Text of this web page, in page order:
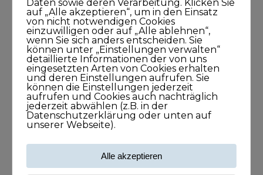
für Lösungen
26. November 2021
1Stunde1Minuten
Frank O. Reiss bringt Menschen
zusammen
29. September 2021
43Minuten
Larissa Wasserthal sagt: Alles beginnt
Daten sowie deren Verarbeitung. Klicken Sie
auf „Alle akzeptieren“, um in den Einsatz
von nicht notwendigen Cookies
einzuwilligen oder auf „Alle ablehnen“,
wenn Sie sich anders entscheiden. Sie
können unter „Einstellungen verwalten“
detaillierte Informationen der von uns
eingesetzten Arten von Cookies erhalten
und deren Einstellungen aufrufen. Sie
können die Einstellungen jederzeit
aufrufen und Cookies auch nachträglich
jederzeit abwählen (z.B. in der
Datenschutzerklärung oder unten auf
unserer Webseite).
Alle akzeptieren